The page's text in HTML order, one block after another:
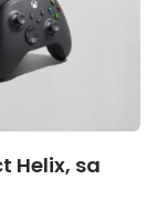
Helix, sa